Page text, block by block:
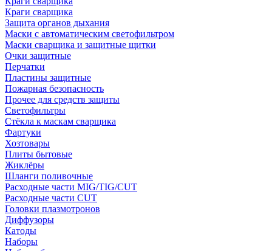
Краги сварщика
Защита органов дыхания
Маски с автоматическим светофильтром
Маски сварщика и защитные щитки
Очки защитные
Перчатки
Пластины защитные
Пожарная безопасность
Прочее для средств защиты
Светофильтры
Стёкла к маскам сварщика
Фартуки
Хозтовары
Плиты бытовые
Жиклёры
Шланги поливочные
Расходные части MIG/TIG/CUT
Расходные части CUT
Головки плазмотронов
Диффузоры
Катоды
Наборы